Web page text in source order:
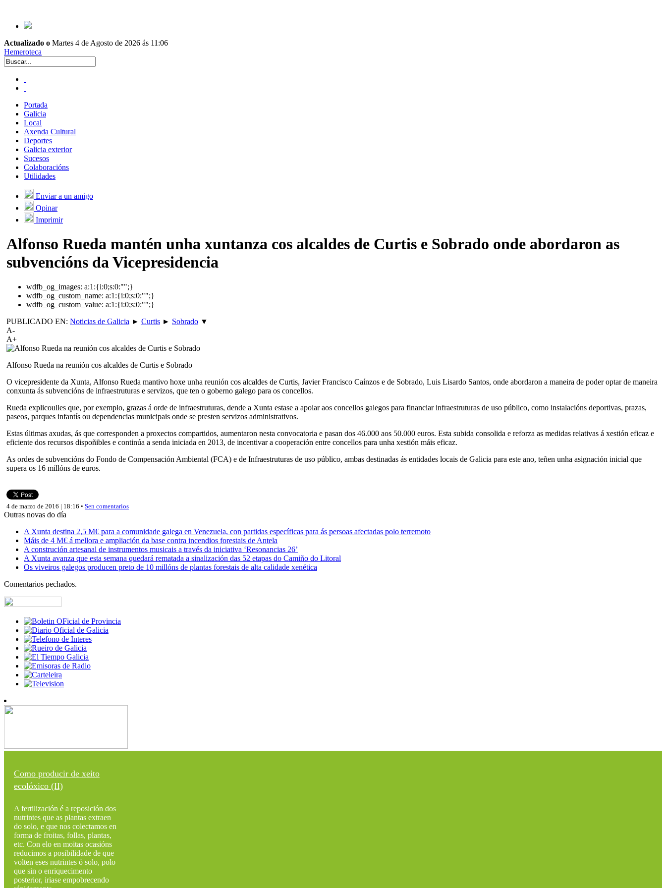
Actualizado o Martes 4 de Agosto de 2026 ás 11:06
Hemeroteca
Portada
Galicia
Local
Axenda Cultural
Deportes
Galicia exterior
Sucesos
Colaboracións
Utilidades
Enviar a un amigo
Opinar
Imprimir
Alfonso Rueda mantén unha xuntanza cos alcaldes de Curtis e Sobrado onde abordaron as
subvencións da Vicepresidencia
wdfb_og_images: a:1:{i:0;s:0:"";}
wdfb_og_custom_name: a:1:{i:0;s:0:"";}
wdfb_og_custom_value: a:1:{i:0;s:0:"";}
PUBLICADO EN: Noticias de Galicia ► Curtis ► Sobrado ▼
A-
A+
Alfonso Rueda na reunión cos alcaldes de Curtis e Sobrado
O vicepresidente da Xunta, Alfonso Rueda mantivo hoxe unha reunión cos alcaldes de Curtis, Javier Francisco Caínzos e de Sobrado, Luis Lisardo Santos, onde abordaron a maneira de poder optar de maneira
conxunta ás subvencións de infraestruturas e servizos, que ten o goberno galego para os concellos.
Rueda explicoulles que, por exemplo, grazas á orde de infraestruturas, dende a Xunta estase a apoiar aos concellos galegos para financiar infraestruturas de uso público, como instalacións deportivas, prazas,
paseos, parques infantís ou dependencias municipais onde se presten servizos administrativos.
Estas últimas axudas, ás que corresponden a proxectos compartidos, aumentaron nesta convocatoria e pasan dos 46.000 aos 50.000 euros. Esta subida consolida e reforza as medidas relativas á xestión eficaz e
eficiente dos recursos dispoñibles e continúa a senda iniciada en 2013, de incentivar a cooperación entre concellos para unha xestión máis eficaz.
As ordes de subvencións do Fondo de Compensación Ambiental (FCA) e de Infraestruturas de uso público, ambas destinadas ás entidades locais de Galicia para este ano, teñen unha asignación inicial que
supera os 16 millóns de euros.
4 de marzo de 2016 | 18:16 • Sen comentarios
Outras novas do día
A Xunta destina 2,5 M€ para a comunidade galega en Venezuela, con partidas específicas para ás persoas afectadas polo terremoto
Máis de 4 M€ á mellora e ampliación da base contra incendios forestais de Antela
A construción artesanal de instrumentos musicais a través da iniciativa ‘Resonancias 26’
A Xunta avanza que esta semana quedará rematada a sinalización das 52 etapas do Camiño do Litoral
Os viveiros galegos producen preto de 10 millóns de plantas forestais de alta calidade xenética
Comentarios pechados.
Como producir de xeito
ecolóxico (II)
A fertilización é a reposición dos
nutrintes que as plantas extraen
do solo, e que nos colectamos en
forma de froitas, follas, plantas,
etc. Con elo en moitas ocasións
reducimos a posibilidade de que
volten eses nutrintes ó solo, polo
que sin o enriquecimento
posterior, iriase empobrecendo